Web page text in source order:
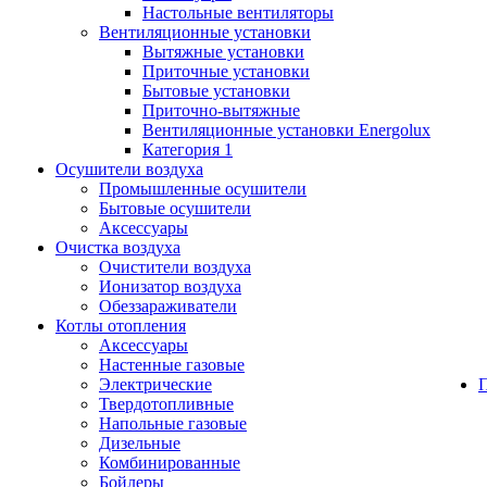
Настольные вентиляторы
Вентиляционные установки
Вытяжные установки
Приточные установки
Бытовые установки
Приточно-вытяжные
Вентиляционные установки Energolux
Категория 1
Осушители воздуха
Промышленные осушители
Бытовые осушители
Аксессуары
Очистка воздуха
Очистители воздуха
Ионизатор воздуха
Обеззараживатели
Котлы отопления
Аксессуары
Настенные газовые
Электрические
Твердотопливные
Напольные газовые
Дизельные
Комбинированные
Бойлеры